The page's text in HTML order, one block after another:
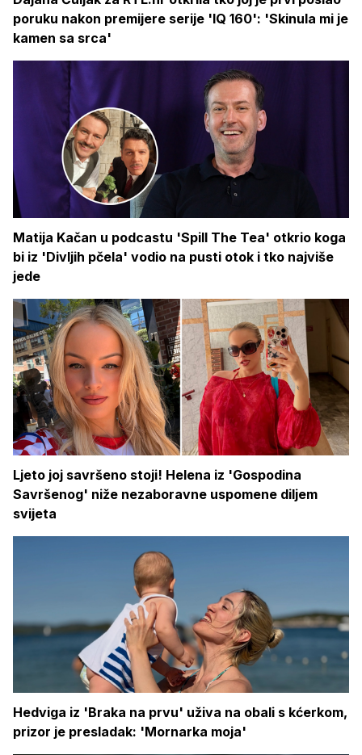
poruku nakon premijere serije 'IQ 160': 'Skinula mi je
kamen sa srca'
Matija Kačan u podcastu 'Spill The Tea' otkrio koga
bi iz 'Divljih pčela' vodio na pusti otok i tko najviše
jede
Ljeto joj savršeno stoji! Helena iz 'Gospodina
Savršenog' niže nezaboravne uspomene diljem
svijeta
Hedviga iz 'Braka na prvu' uživa na obali s kćerkom,
prizor je presladak: 'Mornarka moja'